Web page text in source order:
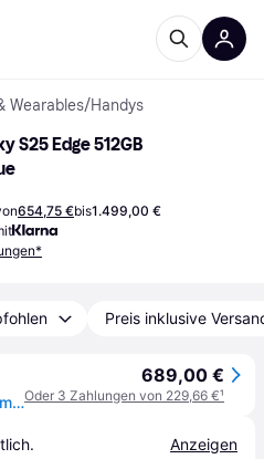
Wearables/Handys
S25 Edge 512GB
654,75 €bis1.499,00 €
Preis inklusive
Galaxy S25 Edge, Titanium Icyblue, 512 GB
689,00 €
Oder 3 Zahlungen von 229,66 €¹
Anzeigen